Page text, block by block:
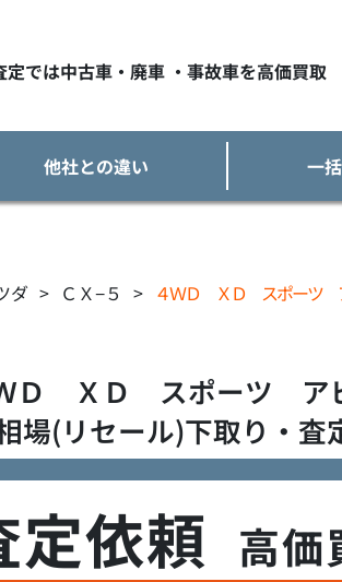
定では中古車・廃車 ・事故車を高価買取
他社との違い 一
ダ > ＣＸ−５ > ４ＷＤ ＸＤ スポーツ
Ｄ ＸＤ スポーツ ア
場(リセール)下取り・査
定依頼 高価